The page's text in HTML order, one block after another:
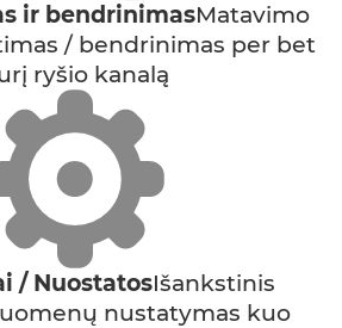
ir bendrinimasMatavimo
/ bendrinimas per bet
ryšio kanalą
/ NuostatosIšankstinis
nustatymas kuo